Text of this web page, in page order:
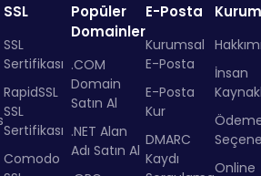
SSL
SSL
Sertifikası
RapidSSL
SSL
Sertifikası
Comodo
Popüler
Domainler
.COM
Domain
Satın Al
.NET Alan
Adı Satın Al
E-Posta
Kurumsal
E-Posta
E-Posta
Kur
DMARC
Kaydı
İnsan
Online